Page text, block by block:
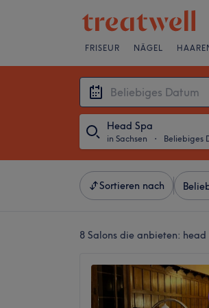
FRISEUR NÄGEL
Head Spa
in Sachsen ・ Beliebiges
Sortieren nach
8 Salons die anbieten: head